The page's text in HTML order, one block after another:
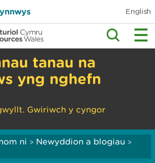
English
tanau na
yng nghefn
Gwiriwch y cyngor
ni > Newyddion a blogiau >